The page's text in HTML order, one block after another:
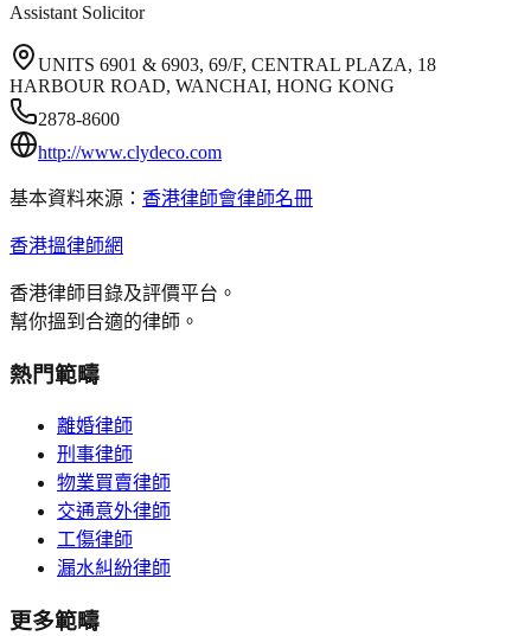
Assistant Solicitor
UNITS 6901 & 6903, 69/F, CENTRAL PLAZA, 18
HARBOUR ROAD, WANCHAI, HONG KONG
2878-8600
http://www.clydeco.com
基本資料來源： 香港律師會律師名冊
香港搵律師網
香港律師目錄及評價平台。
幫你搵到合適的律師。
熱門範疇
離婚律師
刑事律師
物業買賣律師
交通意外律師
工傷律師
漏水糾紛律師
更多範疇